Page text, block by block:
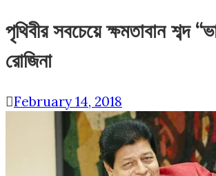
পৃথিবীর সবচেয়ে ক্ষমতাবান শব্দ
রোজিনা
February 14, 2018